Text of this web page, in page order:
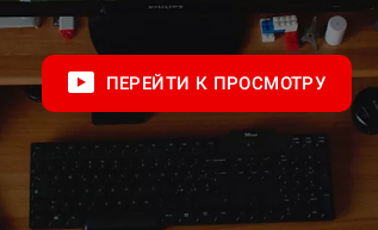
ПЕРЕЙТИ К ПРОСМОТРУ